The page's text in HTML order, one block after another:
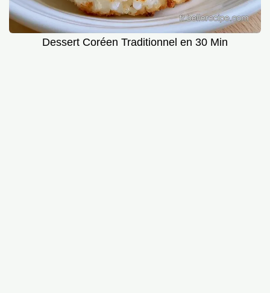
Dessert Coréen Traditionnel en 30 Min